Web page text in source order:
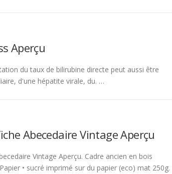
Aperçu
du taux de bilirubine directe peut aussi être
d'une hépatite virale, du. …
Abecedaire Vintage Aperçu
Vintage Aperçu. Cadre ancien en bois
• sucré imprimé sur du papier (eco) mat 250g.